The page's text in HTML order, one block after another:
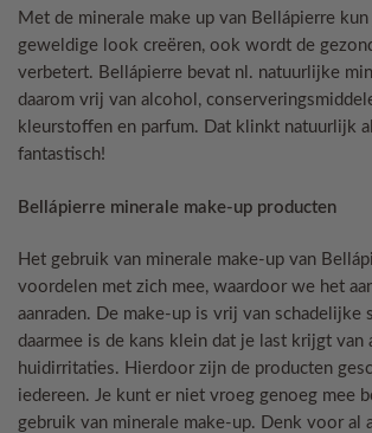
Met de minerale make up van Bellápierre
geweldige look creëren, ook wordt de
verbetert. Bellápierre bevat nl. natuurlijke
daarom vrij van alcohol,
kleurstoffen en parfum. Dat klinkt natuurlijk al
fantastisch!
Bellápierre minerale make-up producten
Het gebruik van minerale make-up van
voordelen met zich mee, waardoor we het
aanraden. De make-up is vrij van schadelijke
daarmee is de kans klein dat je last krijgt van
huidirritaties. Hierdoor zijn de producten
iedereen. Je kunt er niet vroeg genoeg mee
gebruik van minerale make-up. Denk voor al